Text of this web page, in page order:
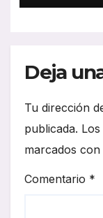
Deja
Tu dirección
publicada.
marcados con
Comentario *